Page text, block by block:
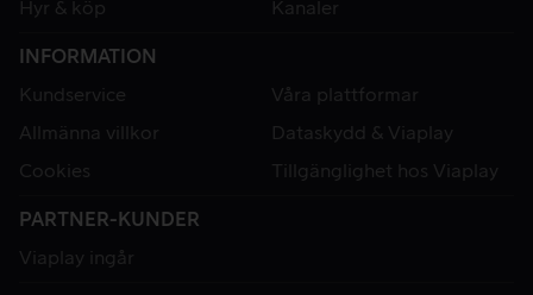
Hyr & köp
Kanaler
INFORMATION
Kundservice
Våra plattformar
Allmänna villkor
Dataskydd & Viaplay
Cookies
Tillgänglighet hos Viaplay
PARTNER-KUNDER
Viaplay ingår